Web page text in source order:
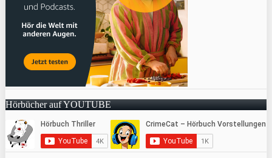
Hörbücher auf YOUTUBE